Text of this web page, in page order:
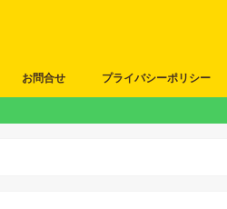
お問合せ プライバシーポリシー